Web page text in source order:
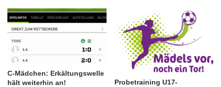
C-Mädchen: Erkältungswelle
hält weiterhin an!
Probetraining U17-